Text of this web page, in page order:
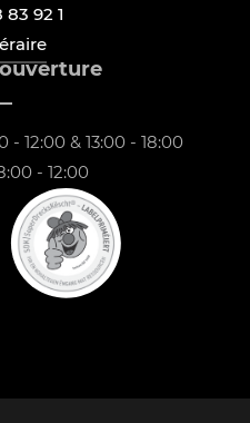
83 92 1
12:00 & 13:00 - 18:00
- 12:00